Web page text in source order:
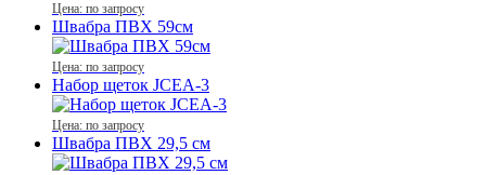
Цена: по запросу
Швабра ПВХ 59см
Цена: по запросу
Набор щеток JCEA-3
Цена: по запросу
Швабра ПВХ 29,5 см